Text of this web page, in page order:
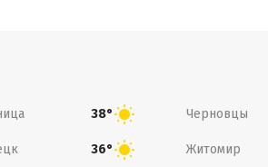
38° Черновцы
36° Житомир